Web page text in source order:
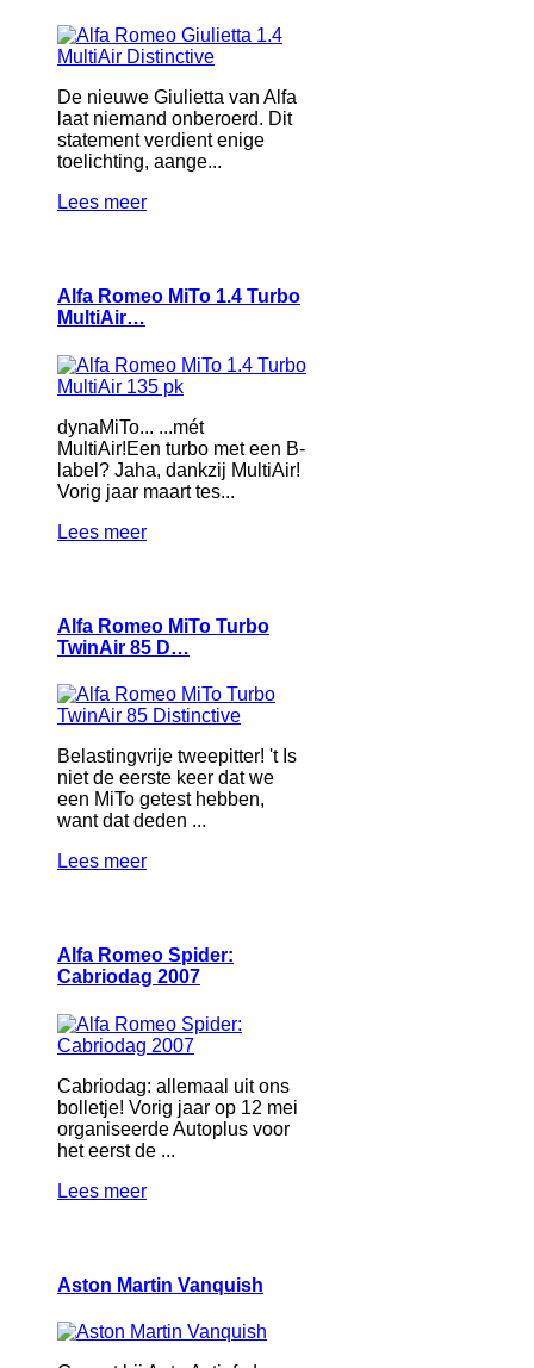
De nieuwe Giulietta van Alfa
laat niemand onberoerd. Dit
statement verdient enige
toelichting, aange...
Lees meer
Alfa Romeo MiTo 1.4 Turbo
MultiAir…
dynaMiTo... ...mét
MultiAir!Een turbo met een B-
label? Jaha, dankzij MultiAir!
Vorig jaar maart tes...
Lees meer
Alfa Romeo MiTo Turbo
TwinAir 85 D…
Belastingvrije tweepitter! 't Is
niet de eerste keer dat we
een MiTo getest hebben,
want dat deden ...
Lees meer
Alfa Romeo Spider:
Cabriodag 2007
Cabriodag: allemaal uit ons
bolletje! Vorig jaar op 12 mei
organiseerde Autoplus voor
het eerst de ...
Lees meer
Aston Martin Vanquish